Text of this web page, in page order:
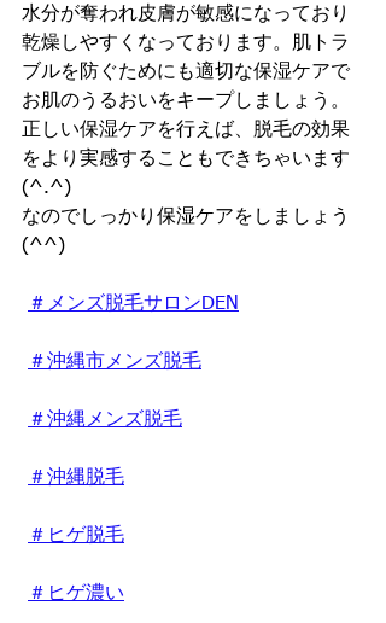
水分が奪われ皮膚が敏感になっており
乾燥しやすくなっております。肌トラ
ブルを防ぐためにも適切な保湿ケアで
お肌のうるおいをキープしましょう。
正しい保湿ケアを行えば、脱毛の効果
をより実感することもできちゃいます
(^.^)
なのでしっかり保湿ケアをしましょう
(^^)
＃メンズ脱毛サロンDEN
＃沖縄市メンズ脱毛
＃沖縄メンズ脱毛
＃沖縄脱毛
＃ヒゲ脱毛
＃ヒゲ濃い